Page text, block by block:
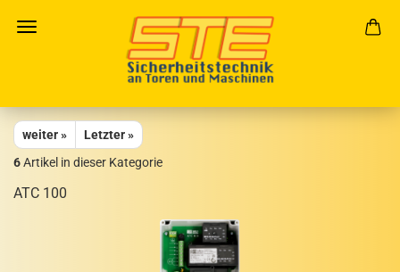
weiter »
Letzter »
6Artikel in dieser Kategorie
ATC 100